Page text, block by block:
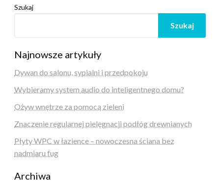
Szukaj
Szukaj
Najnowsze artykuły
Dywan do salonu, sypialni i przedpokoju
Wybieramy system audio do inteligentnego domu?
Ożyw wnętrze za pomocą zieleni
Znaczenie regularnej pielęgnacji podłóg drewnianych
Płyty WPC w łazience – nowoczesna ściana bez
nadmiaru fug
Archiwa